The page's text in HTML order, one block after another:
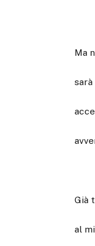
Ma
Già
al